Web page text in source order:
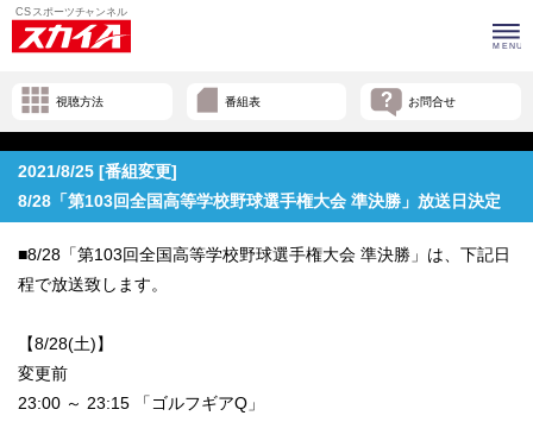
視聴方法 番組表 お問合せ
2021/8/25 [番組変更]
8/28「第103回全国高等学校野球選手権大会 準決勝」放送日決定
■8/28「第103回全国高等学校野球選手権大会 準決勝」は、下記日
程で放送致します。
【8/28(土)】
変更前
23:00 ～ 23:15 「ゴルフギアQ」